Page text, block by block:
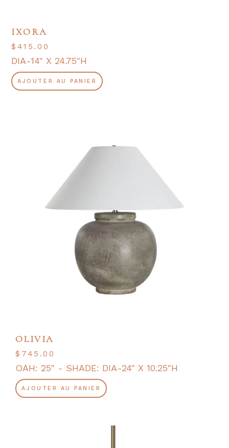
IXORA
$ 415.00
DIA-14" X 24.75"H
AJOUTER AU PANIER
OLIVIA
$ 745.00
OAH: 25" - SHADE: DIA-24" X 10.25"H
AJOUTER AU PANIER